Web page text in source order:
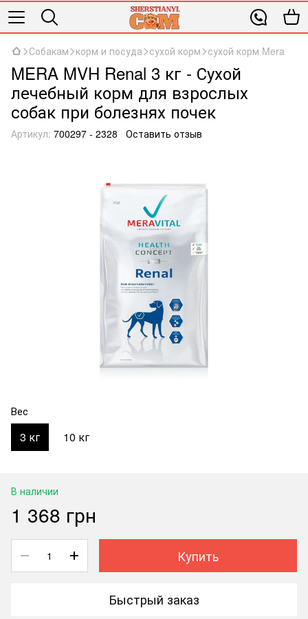
Собакам корм и посуда сухой корм сухой корм Mera
MERA MVH Renal 3 кг - Сухой
лечебный корм для взрослых
собак при болезнях почек
Артикул: 700297 - 2328 Оставить отзыв
Вес
3 кг 10 кг
В наличии
1 368 грн
Купить
Быстрый заказ